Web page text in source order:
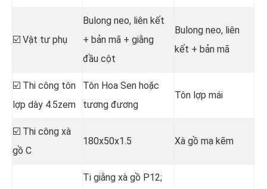
☑️ Vật tư phụ
Bulong neo, liên kết
+ bản mã + giằng
đầu cột
Bulong neo, liên
kết + bản mã
☑️ Thi công tôn
lợp dày 4.5zem
Tôn Hoa Sen hoặc
tương đương
Tôn lợp mái
☑️ Thi công xà
gồ C
180x50x1.5 Xà gồ mạ kẽm
Ti giằng xà gồ P12;